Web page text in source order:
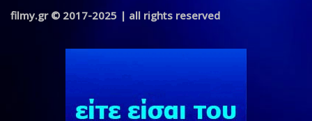
filmy.gr © 2017-2025 | all rights reserved